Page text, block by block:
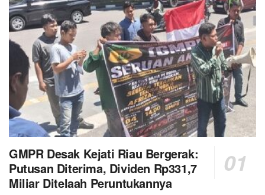
GMPR Desak Kejati Riau Bergerak:
Putusan Diterima, Dividen Rp331,7
Miliar Ditelaah Peruntukannya